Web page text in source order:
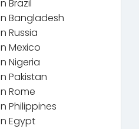
Brazil
Bangladesh
Russia
Mexico
Nigeria
Pakistan
Rome
Philippines
Egypt